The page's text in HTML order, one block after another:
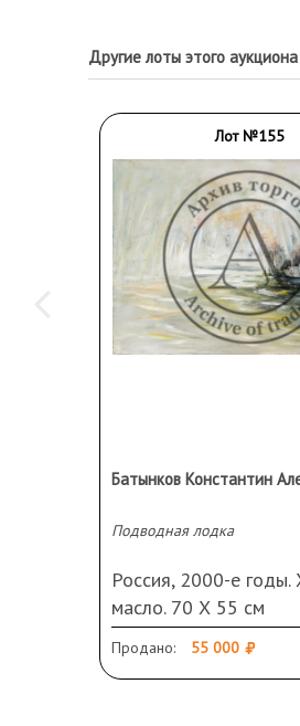
Другие лоты этого аукциона
Лот №155
Подводная лодка
Россия, 2000-е годы.
масло. 70 Х 55 см
Продано: 55 000